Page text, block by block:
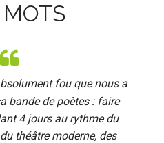
fou que nous a
bande de poètes : faire
4 jours au rythme du
théâtre moderne, des